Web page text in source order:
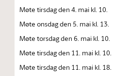
Møte tirsdag den 4. mai kl. 10.
Møte onsdag den 5. mai kl. 13.
Møte torsdag den 6. mai kl. 10.
Møte tirsdag den 11. mai kl. 10.
Møte tirsdag den 11. mai kl. 18.